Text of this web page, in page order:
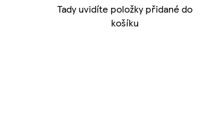
Tady uvidíte položky přidané do
košíku